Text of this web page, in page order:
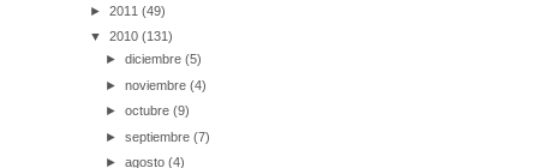
► 2011 (49)
▼ 2010 (131)
►diciembre(5)
►noviembre(4)
►octubre(9)
►septiembre(7)
►agosto(4)